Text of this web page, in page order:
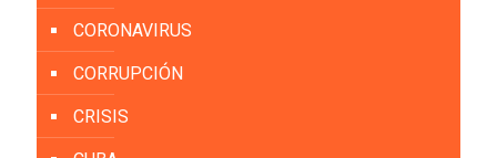
CORONAVIRUS
CORRUPCIÓN
CRISIS